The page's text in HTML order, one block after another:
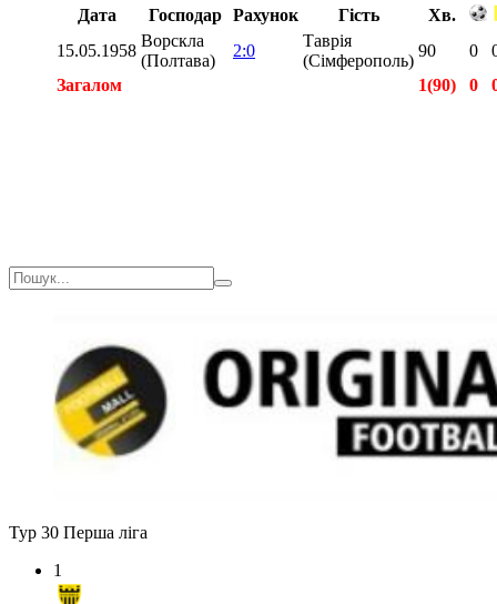
Дата
Господар Рахунок Гість
Хв.
15.05.1958
Ворскла
(Полтава)
2:0
Таврія
(Сімферополь)
90 0
Загалом
1(90) 0
Тур 30 Перша ліга
1